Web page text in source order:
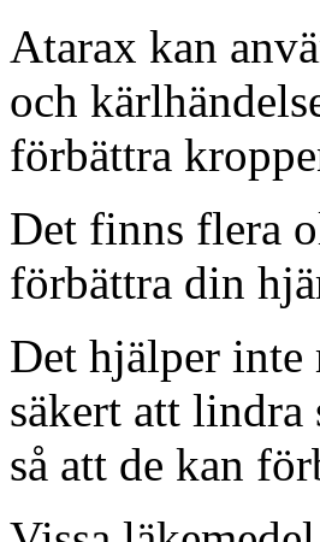
Atarax kan
och
förbättra
Det finns flera
förbättra din
Det hjälper inte
säkert att
så att de kan